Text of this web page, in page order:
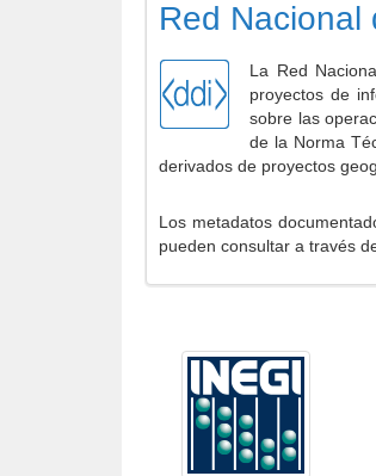
Red Nacional
La Red
proyectos de
sobre las
de la Norma
derivados de proyectos
Los metadatos
pueden consultar a través